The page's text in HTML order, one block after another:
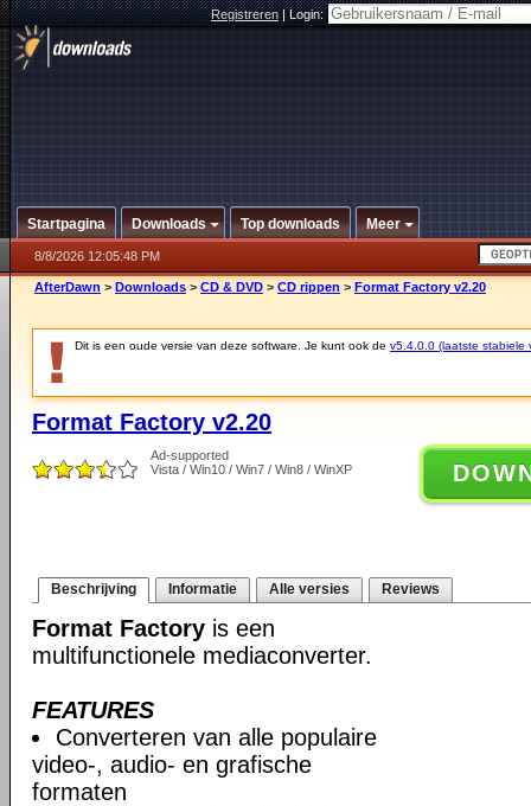
Registreren|Login:
Startpagina Downloads Top downloads Meer
8/8/2026 12:05:48 PM
AfterDawn > Downloads > CD & DVD > CD rippen > Format Factory v2.20
Dit is een oude versie van deze software. Je kunt ook de v5.4.0.0 (laatste stabiele
Format Factory v2.20
Ad-supported
Vista / Win10 / Win7 / Win8 / WinXP
Beschrijving Informatie Alle versies Reviews
Format Factory is een
multifunctionele mediaconverter.
FEATURES
Converteren van alle populaire
video-, audio- en grafische
formaten